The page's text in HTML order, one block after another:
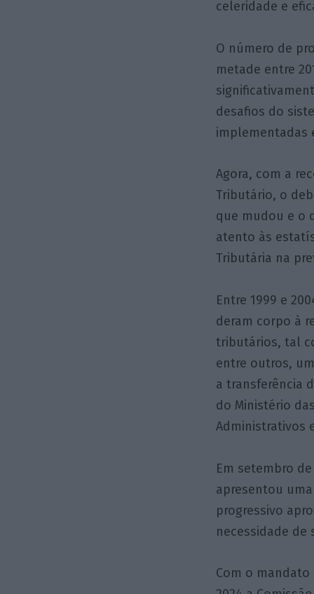
celeridade e
O número de
metade entre
desafios do
implementadas
Agora, com a
Tributário, o
que mudou e o
atento às
Tributária na
Entre 1999 e
deram corpo à
tributários, tal
entre outros,
a transferência
do Ministério
Administrativos
Em setembro
apresentou
progressivo
necessidade
Com o